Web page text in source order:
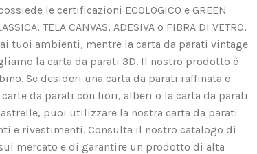
le certificazioni ECOLOGICO e GREEN
TELA CANVAS, ADESIVA o FIBRA DI VETRO,
tuoi ambienti, mentre la carta da parati vintage
la carta da parati 3D. Il nostro prodotto è
Se desideri una carta da parati raffinata e
da parati con fiori, alberi o la carta da parati
puoi utilizzare la nostra carta da parati
e rivestimenti. Consulta il nostro catalogo di
mercato e di garantire un prodotto di alta